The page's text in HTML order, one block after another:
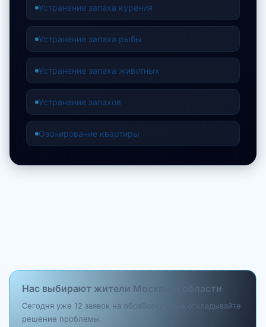
Устранение запаха курения
Устранение запаха рыбы
Устранение запаха животных
Устранение запахов
Озонирование квартиры
Нас выбирают жители Москвы и области
Сегодня уже 12 заявок на обработку — не откладывайте
решение проблемы.